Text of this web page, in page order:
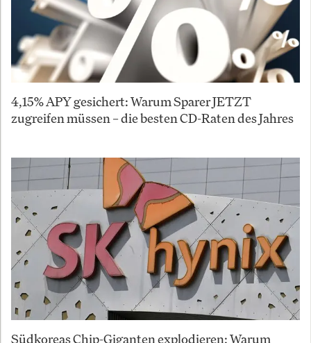
4,15% APY gesichert: Warum Sparer JETZT
zugreifen müssen – die besten CD-Raten des Jahres
Südkoreas Chip-Giganten explodieren: Warum